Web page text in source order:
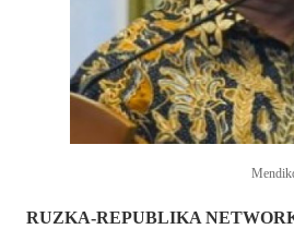
RUZKA-REPUBLIKA